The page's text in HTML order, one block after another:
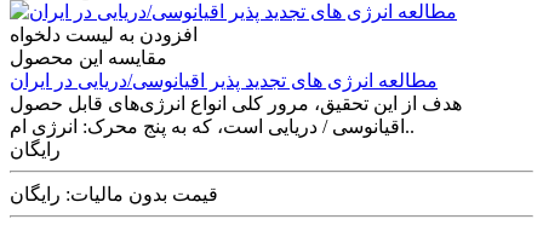
افزودن به لیست دلخواه
مقایسه این محصول
مطالعه انرژی های تجدید پذیر اقیانوسی/دریایی در ایران
هدف از این تحقیق، مرور کلی انواع انرژی‌های قابل حصول
اقیانوسی / دریایی است، که به پنج محرک: انرژی ام..
رایگان
قیمت بدون مالیات: رایگان